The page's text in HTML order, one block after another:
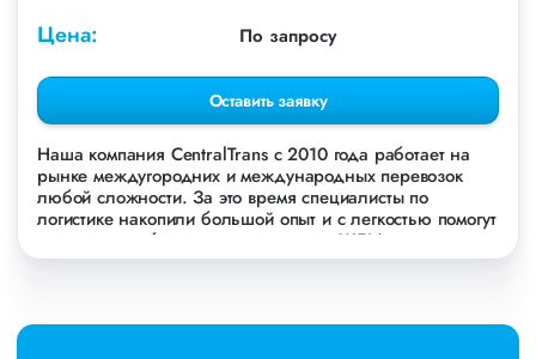
Цена: По запросу
Оставить заявку
Наша компания СentralTrans с 2010 года работает на
рынке междугородних и международных перевозок
любой сложности. За это время специалисты по
логистике накопили большой опыт и с легкостью помогут
перевезти любые грузы, в том числе ЖБИ плиты.
Мы уже перевезли более 756 000 тонн грузов для